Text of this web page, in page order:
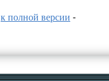
к полной версии -